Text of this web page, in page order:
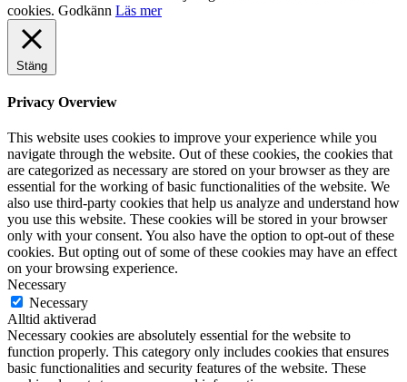
cookies. Godkänn Läs mer
Stäng
Privacy Overview
This website uses cookies to improve your experience while you
navigate through the website. Out of these cookies, the cookies that
are categorized as necessary are stored on your browser as they are
essential for the working of basic functionalities of the website. We
also use third-party cookies that help us analyze and understand how
you use this website. These cookies will be stored in your browser
only with your consent. You also have the option to opt-out of these
cookies. But opting out of some of these cookies may have an effect
on your browsing experience.
Necessary
Necessary
Alltid aktiverad
Necessary cookies are absolutely essential for the website to
function properly. This category only includes cookies that ensures
basic functionalities and security features of the website. These